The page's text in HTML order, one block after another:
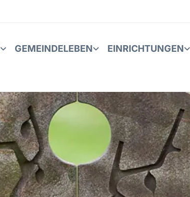
GEMEINDELEBEN EINRICHTUNGEN